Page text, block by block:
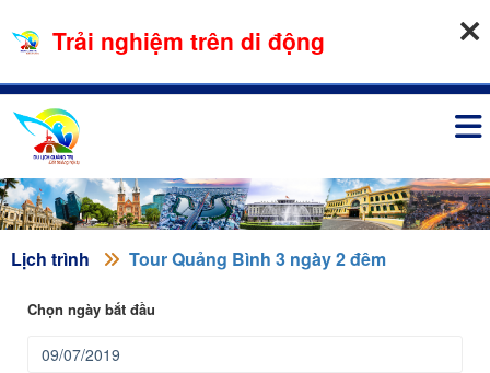
07-08-2026, 09:40:06
Lịch trình Tour Quảng Bình 3 ngày 2 đêm
Chọn ngày bắt đầu
Trải nghiệm trên di động